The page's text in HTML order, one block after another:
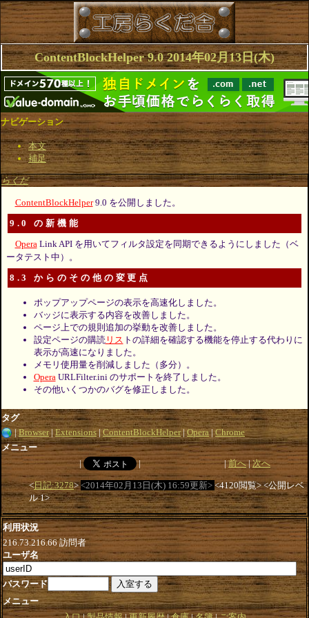
ContentBlockHelper 9.0 2014年02月13日(木)
ナビゲーション
本文
補足
らくだ
ContentBlockHelper9.0 を公開しました。
9.0 の新機能
OperaLink API を用いてフィルタ設定を同期できるようにしました（ベ
ータテスト中）。
8.3 からのその他の変更点
ポップアップページの表示を高速化しました。
バッジに表示する内容を改善しました。
ページ上での規則追加の挙動を改善しました。
設定ページの購読 リス トの詳細を確認する機能を停止する代わりに
表示が高速になりました。
メモリ使用量を削減しました（多分）。
Opera URLFilter.ini のサポートを終了しました。
その他いくつかのバグを修正しました。
タグ
Browser Extensions ContentBlockHelper Opera Chrome
メニュー
前へ 次へ
日記:3278 2014年02月13日(木) 16:59更新 4120閲覧
公開レベ
ル 1
利用状況
216.73.216.66訪問者
ユーザ名
パスワード
メニュー